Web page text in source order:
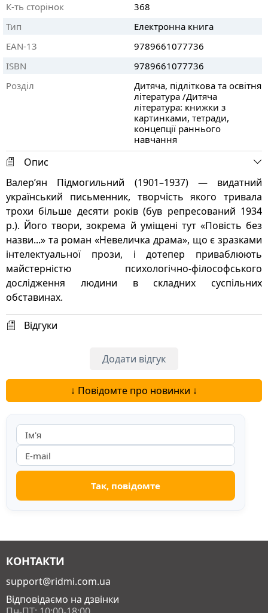
К-ть сторінок
368
Тип
Електронна книга
EAN-13
9789661077736
ISBN
9789661077736
Розділ
Дитяча, підліткова та освітня
література /Дитяча
література: книжки з
картинками, тетради,
концепції раннього
навчання
Опис
Валер’ян Підмогильний (1901–1937) — видатний
український письменник, творчість якого тривала
трохи більше десяти років (був репресований 1934
р.). Його твори, зокрема й уміщені тут «Повість без
назви...» та роман «Невеличка драма», що є зразками
інтелектуальної прози, і дотепер приваблюють
майстерністю психологічно-філософського
дослідження людини в складних суспільних
обставинах.
Відгуки
Додати відгук
↓ Повідомте про новинки ↓
КОНТАКТИ
support@ridmi.com.ua
Відповідаємо на дзвінки